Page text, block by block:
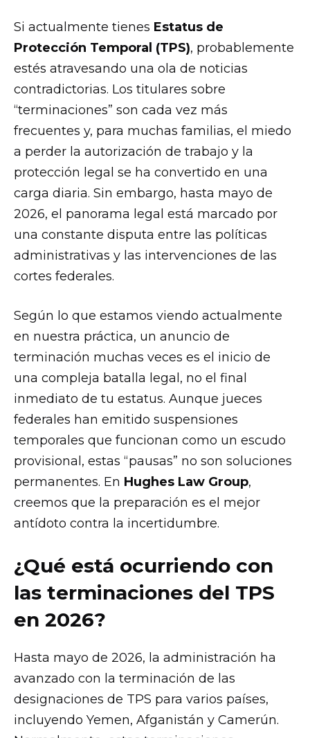
Si actualmente tienes Estatus de
Protección Temporal (TPS), probablemente
estés atravesando una ola de noticias
contradictorias. Los titulares sobre
“terminaciones” son cada vez más
frecuentes y, para muchas familias, el miedo
a perder la autorización de trabajo y la
protección legal se ha convertido en una
carga diaria. Sin embargo, hasta mayo de
2026, el panorama legal está marcado por
una constante disputa entre las políticas
administrativas y las intervenciones de las
cortes federales.
Según lo que estamos viendo actualmente
en nuestra práctica, un anuncio de
terminación muchas veces es el inicio de
una compleja batalla legal, no el final
inmediato de tu estatus. Aunque jueces
federales han emitido suspensiones
temporales que funcionan como un escudo
provisional, estas “pausas” no son soluciones
permanentes. En Hughes Law Group,
creemos que la preparación es el mejor
antídoto contra la incertidumbre.
¿Qué está ocurriendo con
las terminaciones del TPS
en 2026?
Hasta mayo de 2026, la administración ha
avanzado con la terminación de las
designaciones de TPS para varios países,
incluyendo Yemen, Afganistán y Camerún.